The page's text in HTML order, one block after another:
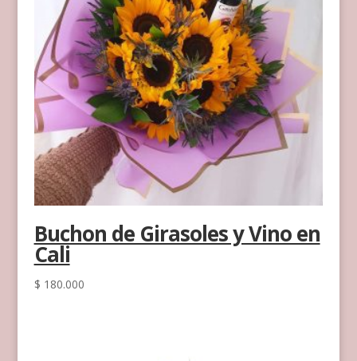
Buchon de Girasoles y Vino en
Cali
$ 180.000